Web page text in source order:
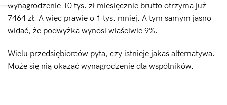
wynagrodzenie 10 tys. zł miesięcznie brutto otrzyma już
7464 zł. A więc prawie o 1 tys. mniej. A tym samym jasno
widać, że podwyżka wynosi właściwie 9%.
Wielu przedsiębiorców pyta, czy istnieje jakaś alternatywa.
Może się nią okazać wynagrodzenie dla wspólników.